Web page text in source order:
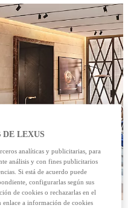
LEXUS
analíticas y publicitarias, para
análisis y con fines publicitarios
Si está de acuerdo puede
configurarlas según sus
de cookies o rechazarlas en el
enlace a información de cookies